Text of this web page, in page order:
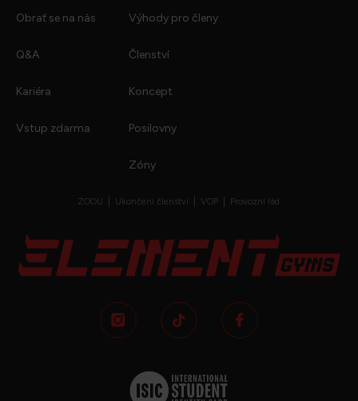
Obrať se na nás
Q&A
Kariéra
Vstup zdarma
Výhody pro členy
Členství
Koncept
Posilovny
Zóny
ZOOU Ukončení členství VOP Provozní řád